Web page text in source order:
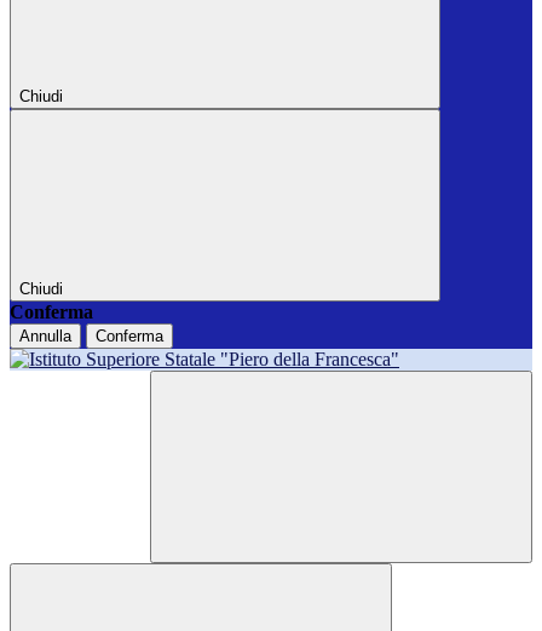
Chiudi
Chiudi
Conferma
Annulla Conferma